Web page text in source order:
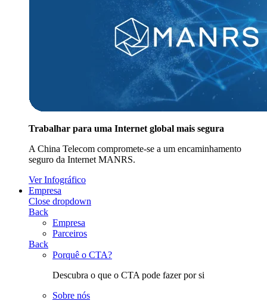
Trabalhar para uma Internet global mais segura
A China Telecom compromete-se a um encaminhamento
seguro da Internet MANRS.
Ver Infográfico
Empresa
Close dropdown
Back
Empresa
Parceiros
Back
Porquê o CTA?
Descubra o que o CTA pode fazer por si
Sobre nós